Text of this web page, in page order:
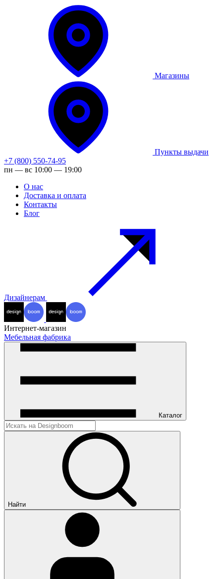
Магазины
Пункты выдачи
+7 (800) 550-74-95
пн — вс 10:00 — 19:00
О нас
Доставка и оплата
Контакты
Блог
Дизайнерам
Интернет-магазин
Мебельная фабрика
Каталог
Найти